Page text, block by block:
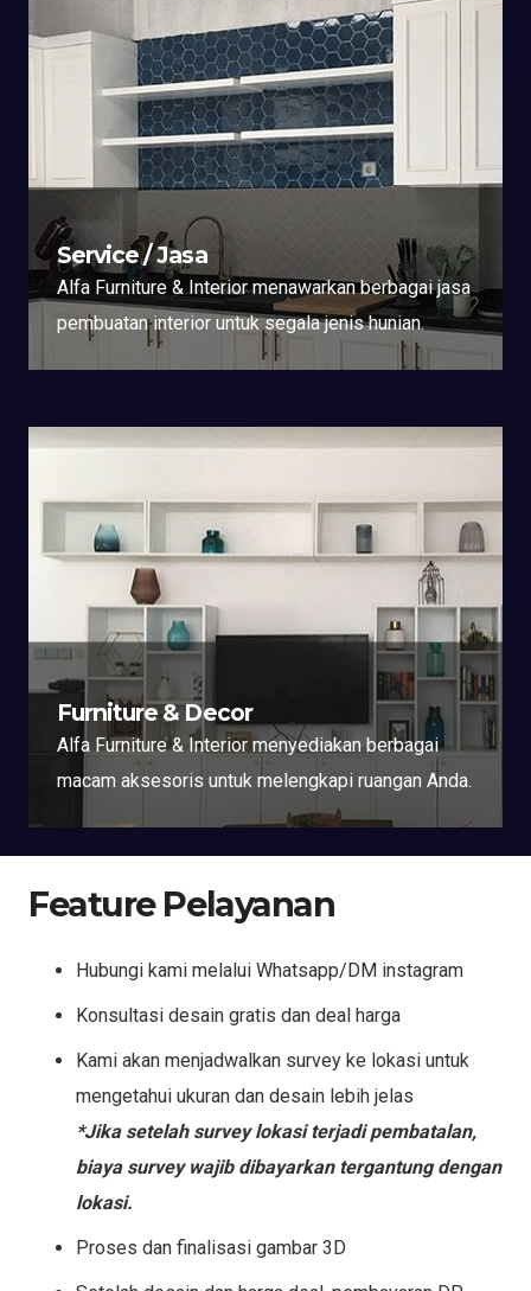
Service / Jasa
Alfa Furniture & Interior menawarkan berbagai jasa
pembuatan interior untuk segala jenis hunian.
Furniture & Decor
Alfa Furniture & Interior menyediakan berbagai
macam aksesoris untuk melengkapi ruangan Anda.
Feature Pelayanan
Hubungi kami melalui Whatsapp/DM instagram
Konsultasi desain gratis dan deal harga
Kami akan menjadwalkan survey ke lokasi untuk
mengetahui ukuran dan desain lebih jelas
*Jika setelah survey lokasi terjadi pembatalan,
biaya survey wajib dibayarkan tergantung dengan
lokasi.
Proses dan finalisasi gambar 3D